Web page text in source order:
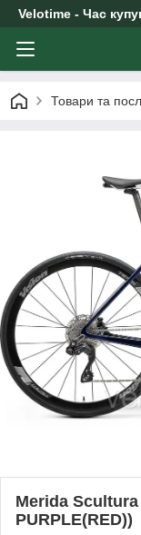
Velotime - Час
Товари та
Merida Scultura
PURPLE(RED))